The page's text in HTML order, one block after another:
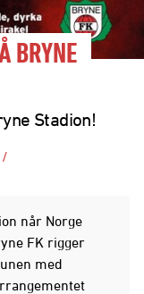
BRYNE
Stadion!
/
når Norge
FK rigger
med